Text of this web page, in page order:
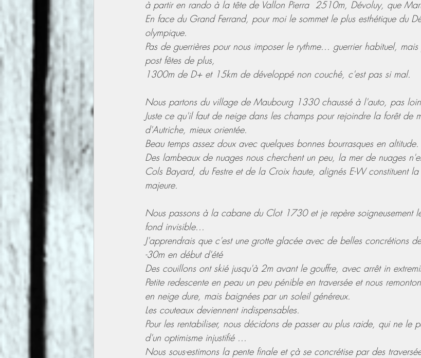
à partir en rando à la tête de Vallon Pierra  2510m, Dévoluy, que
En face du Grand Ferrand, pour moi le sommet le plus esthétique du
olympique.
Pas de guerrières pour nous imposer le rythme... guerrier habituel,
post fêtes de plus,
1300m de D+ et 15km de développé non couché, c'est pas si mal.
Nous partons du village de Maubourg 1330 chaussé à l'auto, pas
Juste ce qu'il faut de neige dans les champs pour rejoindre la forêt de
d'Autriche, mieux orientée.
Beau temps assez doux avec quelques bonnes bourrasques en altitude.
Des lambeaux de nuages nous cherchent un peu, la mer de nuages
Cols Bayard, du Festre et de la Croix haute, alignés E-W constituent
majeure.
Nous passons à la cabane du Clot 1730 et je repère soigneusement
fond invisible...
J'apprendrais que c'est une grotte glacée avec de belles concrétions
-30m en début d'été
Des couillons ont skié jusqu'à 2m avant le gouffre, avec arrêt in
Petite redescente en peau un peu pénible en traversée et nous
en neige dure, mais baignées par un soleil généreux.
Les couteaux deviennent indispensables.
Pour les rentabiliser, nous décidons de passer au plus raide, qui ne le
d'un optimisme injustifié ...
Nous sous-estimons la pente finale et çà se concrétise par des